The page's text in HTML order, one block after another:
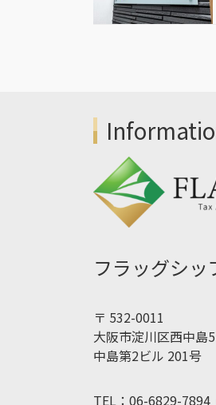
フラッグシッ
〒 532-0011
大阪市淀川区西中島
中島第2ビル 201号
TEL：06-6829-7894